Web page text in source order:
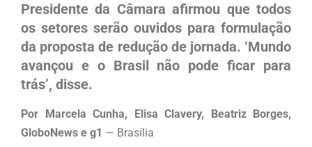
Presidente da Câmara afirmou que todos
os setores serão ouvidos para formulação
da proposta de redução de jornada. ‘Mundo
avançou e o Brasil não pode ficar para
trás’, disse.
Por Marcela Cunha, Elisa Clavery, Beatriz Borges,
GloboNews e g1 — Brasília